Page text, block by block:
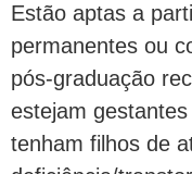
Estão aptas a
permanentes ou
pós-graduação
estejam
tenham filhos de